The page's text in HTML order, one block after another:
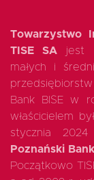
Towarzystwo
TISE SA jest
małych i
Bank BISE w
właścicielem
stycznia 2024
Poznański
Początkowo